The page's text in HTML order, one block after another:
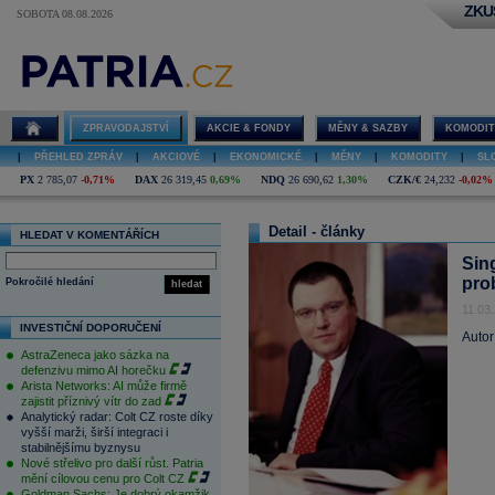
SOBOTA 08.08.2026
ZPRAVODAJSTVÍ AKCIE & FONDY MĚNY & SAZBY
PŘEHLED ZPRÁV AKCIOVÉ EKONOMICKÉ MĚNY KOMODITY
PX 2 785,07 -0,71% DAX 26 319,45 0,69% NDQ 26 690,62 1,30% CZK/€ 24,232 -0,02%
HLEDAT V KOMENTÁŘÍCH
hledat
Pokročilé hledání
INVESTIČNÍ DOPORUČENÍ
AstraZeneca jako sázka na
defenzivu mimo AI horečku
Arista Networks: AI může firmě
zajistit příznivý vítr do zad
Analytický radar: Colt CZ roste díky
vyšší marži, širší integraci i
stabilnějšímu byznysu
Nové střelivo pro další růst. Patria
mění cílovou cenu pro Colt CZ
Detail - články